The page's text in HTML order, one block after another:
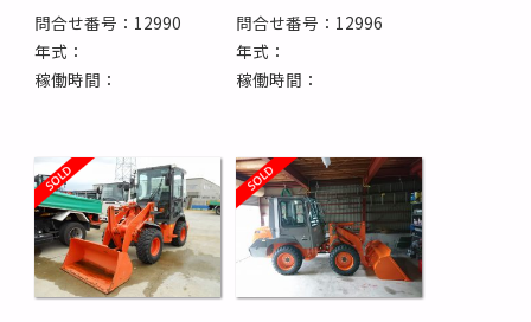
問合せ番号：12990
年式：
稼働時間：
問合せ番号：12996
年式：
稼働時間：